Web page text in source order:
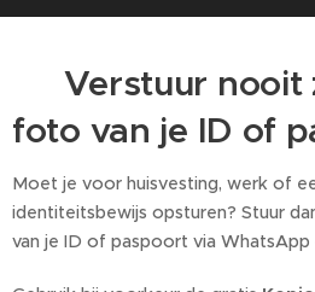
🪪 Verstuur
foto van je ID of
Moet je voor huisvesting, werk of
identiteitsbewijs opsturen? Stuur
van je ID of paspoort via WhatsApp